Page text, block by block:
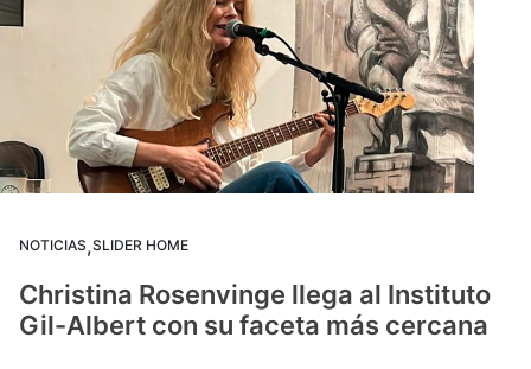
NOTICIAS,SLIDER HOME
Christina Rosenvinge llega al Instituto
Gil-Albert con su faceta más cercana